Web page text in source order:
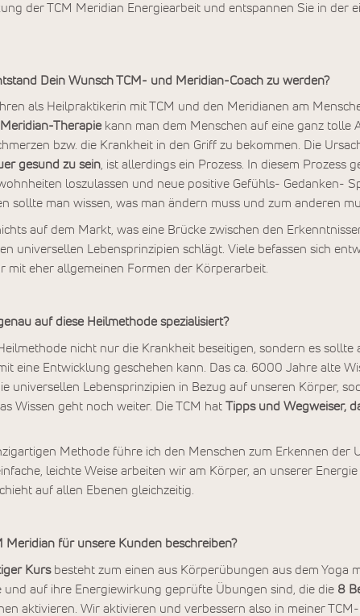
der TCM Meridian Energiearbeit und entspannen Sie in der
Dein Wunsch TCM- und Meridian-Coach zu werden?
als Heilpraktikerin mit TCM und den Meridianen am
Therapie kann man dem Menschen auf eine ganz tolle
bzw. die Krankheit in den Griff zu bekommen. Die
gesund zu sein, ist allerdings ein Prozess. In diesem Prozess
loszulassen und neue positive Gefühls- Gedanken-
sollte man wissen, was man ändern muss und zum anderen
auf dem Markt, was eine Brücke zwischen den
universellen Lebensprinzipien schlägt. Viele befassen sich
mit eher allgemeinen Formen der Körperarbeit.
auf diese Heilmethode spezialisiert?
nicht nur die Krankheit beseitigen, sondern es sollte
eine Entwicklung geschehen kann. Das ca. 6000 Jahre alte
universellen Lebensprinzipien in Bezug auf unseren Körper,
Wissen geht noch weiter. Die TCM hat Tipps und Wegweiser,
Methode führe ich den Menschen zum Erkennen der
leichte Weise arbeiten wir am Körper, an unserer
auf allen Ebenen gleichzeitig.
Meridian für unsere Kunden beschreiben?
Kursbesteht zum einen aus Körperübungen aus dem Yoga
auf ihre Energiewirkung geprüfte Übungen sind, die die 8
aktivieren. Wir aktivieren und verbessern also in meiner